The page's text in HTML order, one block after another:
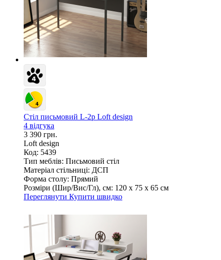
Стіл письмовий L-2p Loft design
4 відгука
3 390 грн.
Loft design
Код: 5439
Тип меблів: Письмовий стіл
Матеріал стільниці: ДСП
Форма столу: Прямий
Розміри (Шир/Вис/Гл), см: 120 х 75 х 65 см
Переглянути Купити швидко